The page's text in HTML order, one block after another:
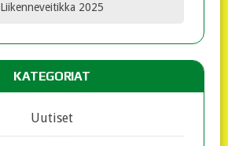
Liikenneveitikka 2025
KATEGORIAT
Uutiset